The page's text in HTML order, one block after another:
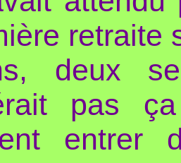
retraite
deux
pas